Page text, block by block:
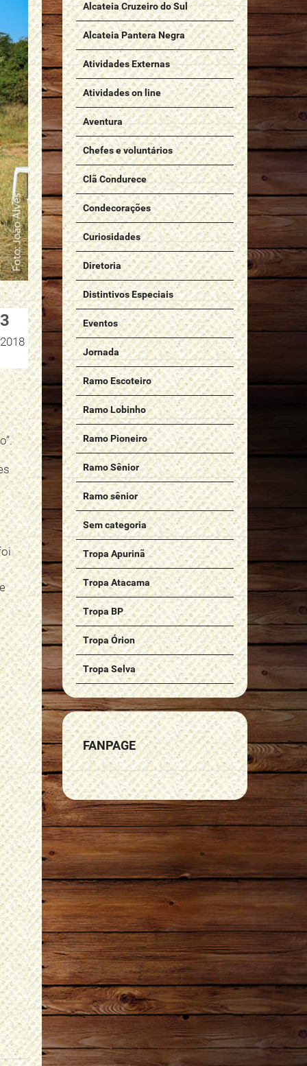
Alcateia Cruzeiro do Sul
Alcateia Pantera Negra
Atividades Externas
Atividades on line
Aventura
Chefes e voluntários
Clã Condurece
Condecorações
Curiosidades
Diretoria
Distintivos Especiais
Eventos
Jornada
Ramo Escoteiro
Ramo Lobinho
Ramo Pioneiro
Ramo Sênior
Ramo sênior
Sem categoria
Tropa Apurinã
Tropa Atacama
Tropa BP
Tropa Órion
Tropa Selva
FANPAGE